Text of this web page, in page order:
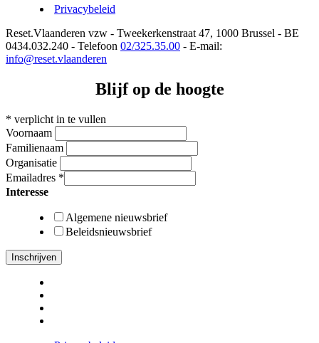
Privacybeleid
Reset.Vlaanderen vzw - Tweekerkenstraat 47, 1000 Brussel - BE
0434.032.240 - Telefoon 02/325.35.00 - E-mail:
info@reset.vlaanderen
Blijf op de hoogte
* verplicht in te vullen
Voornaam
Familienaam
Organisatie
Emailadres *
Interesse
Algemene nieuwsbrief
Beleidsnieuwsbrief